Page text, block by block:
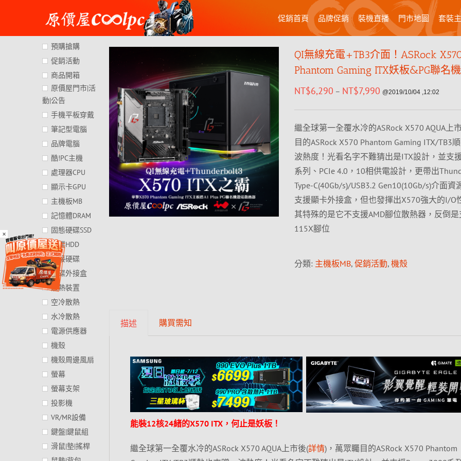
×
content
促銷首頁 品牌促銷 裝機直播 門市地圖 套裝
QI無線充電+TB3介面！ASRock
Phantom Gaming ITX妖板&PG聯名
NT$6,290 – NT$7,990 @2019/10/04 ,12:02
繼全球第一全覆水冷的ASRock X570 AQUA上
目的ASRock X570 Phantom Gaming ITX/TB3
波熱度！光看名字不難猜出是ITX設計，並支
系列、PCIe 4.0，10相供電設計，更帶出
Type-C(40Gb/s)/USB3.2 Gen10(10Gb/s)介面資
支援顯卡外接盒，但也發揮出X570強大的I/O
其特殊的是它不支援AMD腳位散熱器，反倒
115X腳位
分類: 主機板MB, 促銷活動, 機殼
描述 購買需知
能裝12核24緒的X570 ITX，何止是妖板！
繼全球第一全覆水冷的ASRock X570 AQUA上市後(詳情)，萬眾矚目的ASRock X570 Phantom
預購搶購
促銷活動
商品開箱
原價屋門市|活
動|公告
手機平板穿戴
筆記型電腦
品牌電腦
酷!PC主機
處理器CPU
顯示卡GPU
主機板MB
記憶體DRAM
固態硬碟SSD
硬碟HDD
外接硬碟
硬碟外接盒
散熱裝置
空冷散熱
水冷散熱
電源供應器
機殼
機殼周邊風扇
螢幕
螢幕支架
投影機
VR/MR設備
鍵盤|鍵鼠組
滑鼠|墊|搖桿